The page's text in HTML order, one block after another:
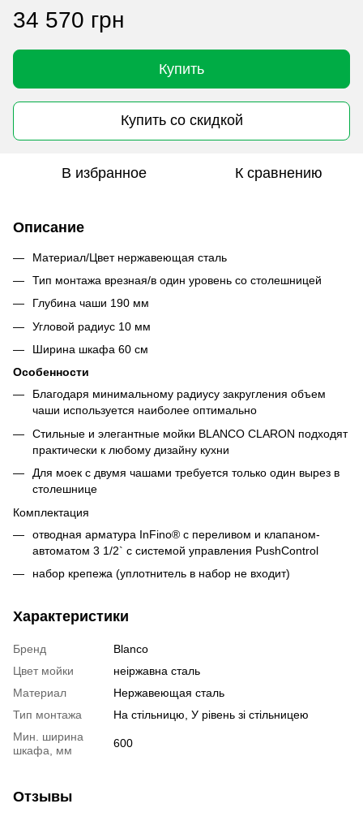
34 570 грн
Купить
Купить со скидкой
В избранное К сравнению
Описание
Материал/Цвет нержавеющая сталь
Тип монтажа врезная/в один уровень со столешницей
Глубина чаши 190 мм
Угловой радиус 10 мм
Ширина шкафа 60 см
Особенности
Благодаря минимальному радиусу закругления объем
чаши используется наиболее оптимально
Стильные и элегантные мойки BLANCO CLARON подходят
практически к любому дизайну кухни
Для моек с двумя чашами требуется только один вырез в
столешнице
Комплектация
oтводная арматура InFino® с переливом и клапаном-
автоматом 3 1/2` с системой управления PushControl
набор крепежа (уплотнитель в набор не входит)
Характеристики
Бренд
Blanco
Цвет мойки
неіржавна сталь
Материал
Нержавеющая сталь
Тип монтажа
На стільницю, У рівень зі стільницею
Мин. ширина
шкафа, мм
600
Отзывы